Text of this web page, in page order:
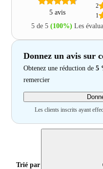
5 avis 1
2
5 de 5 (100%) Les
Donnez un avis sur
Obtenez une réduction de 5
remercier
Les clients inscrits ayant
Trié par